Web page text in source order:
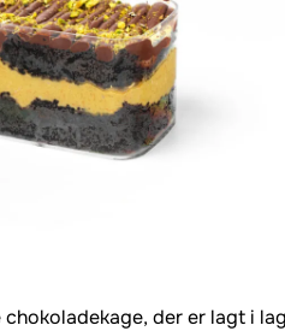
der er lagt i